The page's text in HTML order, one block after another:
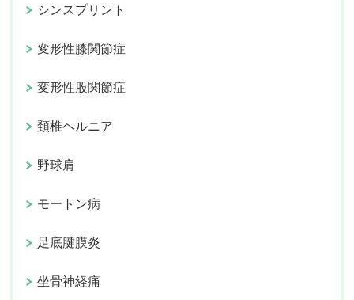
シンスプリント
変形性膝関節症
変形性股関節症
頚椎ヘルニア
野球肩
モートン病
足底腱膜炎
坐骨神経痛